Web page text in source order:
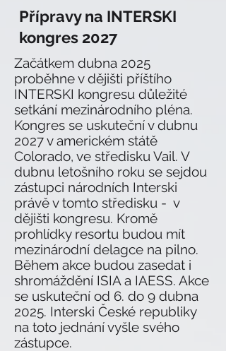
Přípravy na INTERSKI
kongres 2027
Začátkem dubna 2025
proběhne v dějišti příštího
INTERSKI kongresu důležité
setkání mezinárodního pléna.
Kongres se uskuteční v dubnu
2027 v americkém státě
Colorado, ve středisku Vail. V
dubnu letošního roku se sejdou
zástupci národních Interski
právě v tomto středisku - v
dějišti kongresu. Kromě
prohlídky resortu budou mít
mezinárodní delagce na pilno.
Během akce budou zasedat i
shromáždění ISIA a IAESS. Akce
se uskuteční od 6. do 9 dubna
2025. Interski České republiky
na toto jednání vyšle svého
zástupce.